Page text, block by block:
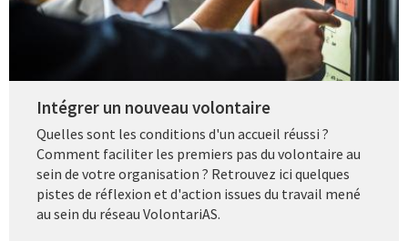
Intégrer un nouveau volontaire
Quelles sont les conditions d'un accueil réussi ?
Comment faciliter les premiers pas du volontaire au
sein de votre organisation ? Retrouvez ici quelques
pistes de réflexion et d'action issues du travail mené
au sein du réseau VolontariAS.